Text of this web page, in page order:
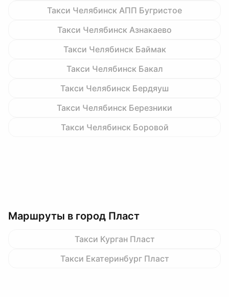
Такси Челябинск АПП Бугристое
Такси Челябинск Азнакаево
Такси Челябинск Баймак
Такси Челябинск Бакал
Такси Челябинск Бердяуш
Такси Челябинск Березники
Такси Челябинск Боровой
Маршруты в город Пласт
Такси Курган Пласт
Такси Екатеринбург Пласт